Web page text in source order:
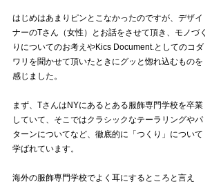
はじめはあまりピンとこなかったのですが、デザイ
ナーのTさん（女性）とお話をさせて頂き、モノづく
りについてのお考えやKics Document.としてのコダ
ワリを聞かせて頂いたときにグッと惚れ込むものを
感じました。
まず、TさんはNYにあるとある服飾専門学校を卒業
していて、そこではクラシックなテーラリングやパ
ターンについてなど、徹底的に「つくり」について
学ばれています。
海外の服飾専門学校でよく耳にするところと言え